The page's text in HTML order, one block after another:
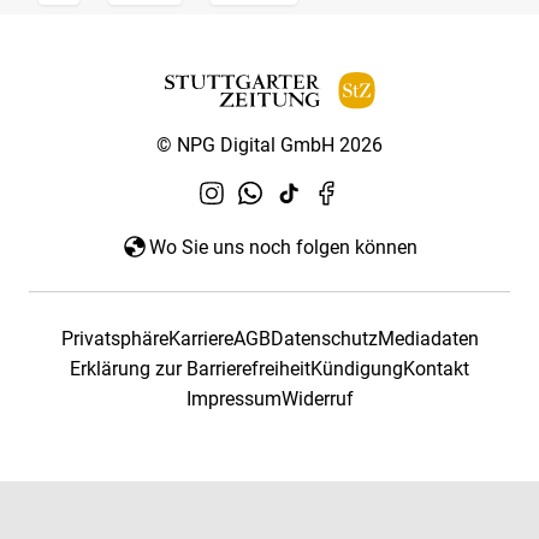
© NPG Digital GmbH 2026
Wo Sie uns noch folgen können
PrivatsphäreKarriereAGBDatenschutzMediadaten
Erklärung zur BarrierefreiheitKündigungKontakt
ImpressumWiderruf